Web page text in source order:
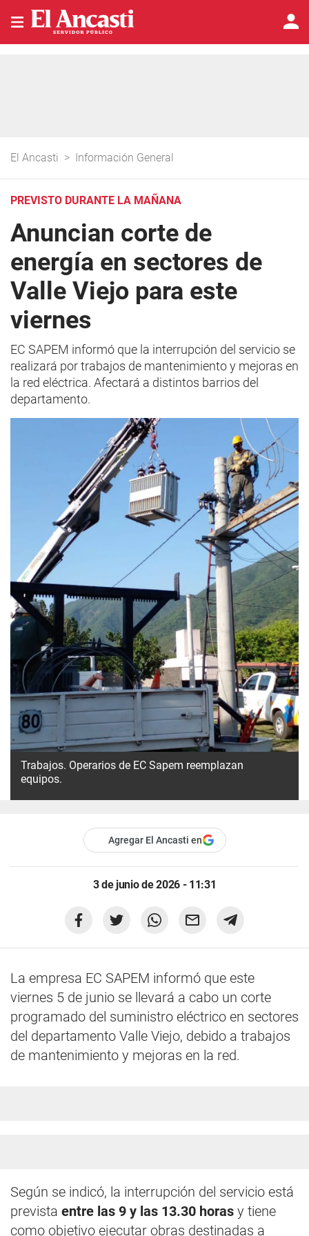
El Ancasti > Información General
PREVISTO DURANTE LA MAÑANA
Anuncian corte de
energía en sectores de
Valle Viejo para este
viernes
EC SAPEM informó que la interrupción del servicio se
realizará por trabajos de mantenimiento y mejoras en
la red eléctrica. Afectará a distintos barrios del
departamento.
Trabajos. Operarios de EC Sapem reemplazan
equipos.
Agregar El Ancasti en
3 de junio de 2026 - 11:31
La empresa EC SAPEM informó que este
viernes 5 de junio se llevará a cabo un corte
programado del suministro eléctrico en sectores
del departamento Valle Viejo, debido a trabajos
de mantenimiento y mejoras en la red.
Según se indicó, la interrupción del servicio está
prevista entre las 9 y las 13.30 horas y tiene
como objetivo ejecutar obras destinadas a